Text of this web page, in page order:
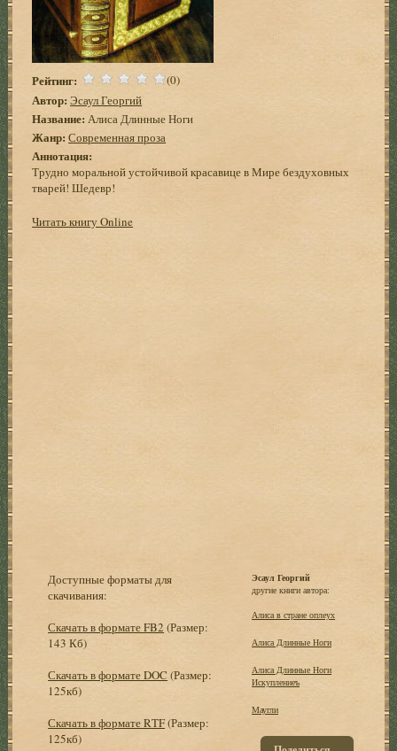
Рейтинг: (0)
Автор: Эсаул Георгий
Название: Алиса Длинные Ноги
Жанр: Современная проза
Аннотация:
Трудно моральной устойчивой красавице в Мире бездуховных
тварей! Шедевр!
Читать книгу Online
Доступные форматы для
скачивания:
Скачать в формате FB2 (Размер:
143 Кб)
Скачать в формате DOC (Размер:
125кб)
Скачать в формате RTF(Размер:
125кб)
Эсаул Георгий
другие книги автора:
Алиса в стране оплеух
Алиса Длинные Ноги
Алиса Длинные Ноги
Искуплениеъ
Маугли